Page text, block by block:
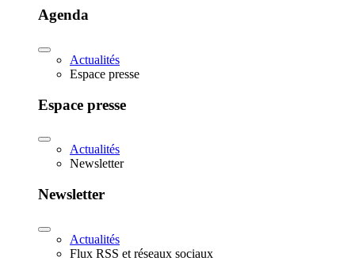
Agenda
Actualités
Espace presse
Espace presse
Actualités
Newsletter
Newsletter
Actualités
Flux RSS et réseaux sociaux